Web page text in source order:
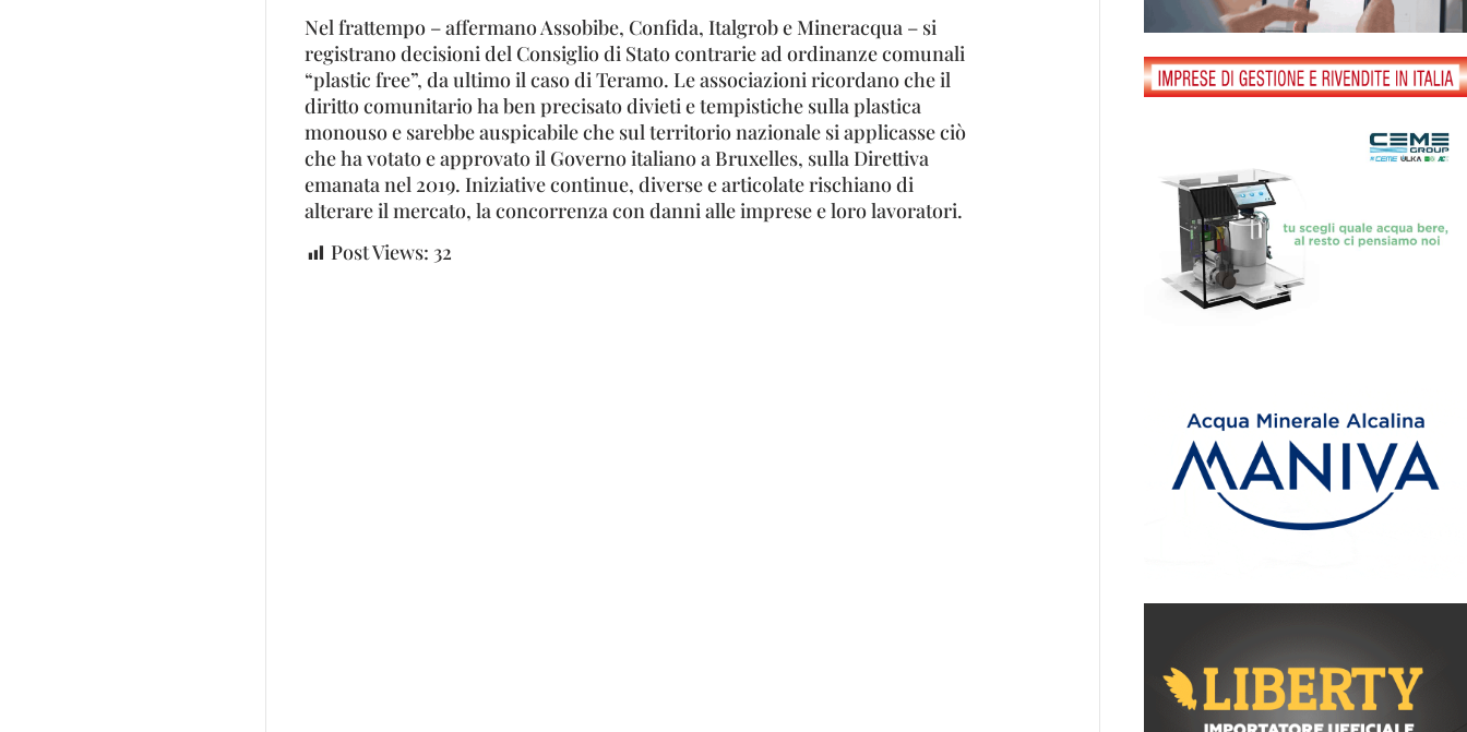
Nel frattempo – affermano Assobibe, Confida, Italgrob e Mineracqua – si
registrano decisioni del Consiglio di Stato contrarie ad ordinanze comunali
“plastic free”, da ultimo il caso di Teramo. Le associazioni ricordano che il
diritto comunitario ha ben precisato divieti e tempistiche sulla plastica
monouso e sarebbe auspicabile che sul territorio nazionale si applicasse ciò
che ha votato e approvato il Governo italiano a Bruxelles, sulla Direttiva
emanata nel 2019. Iniziative continue, diverse e articolate rischiano di
alterare il mercato, la concorrenza con danni alle imprese e loro lavoratori.
Post Views: 32